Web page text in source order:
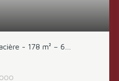
m² – 6
m² – 485 000 €